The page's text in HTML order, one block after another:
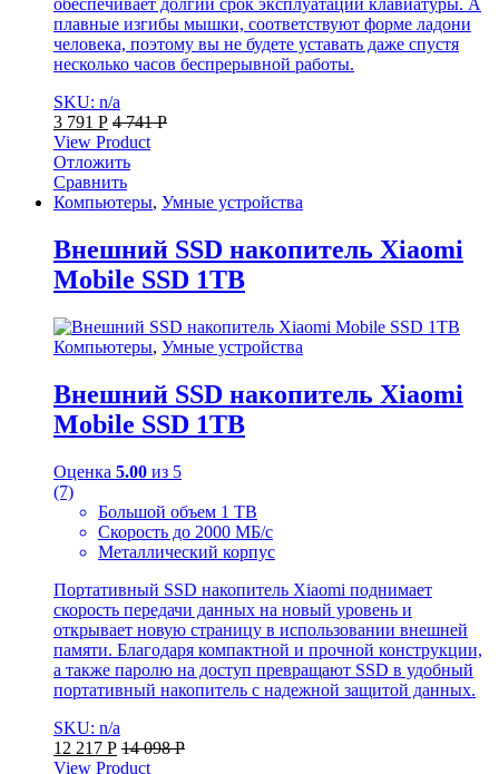
плавные изгибы мышки, соответствуют форме ладони
человека, поэтому вы не будете уставать даже спустя
несколько часов беспрерывной работы.
SKU: n/a
3 791 Р 4 741Р
View Product
Отложить
Сравнить
Компьютеры, Умные устройства
Внешний SSD накопитель Xiaomi
Mobile SSD 1TB
Компьютеры, Умные устройства
Внешний SSD накопитель Xiaomi
Mobile SSD 1TB
Оценка 5.00 из 5
(7)
Большой объем 1 TB
Скорость до 2000 МБ/с
Металлический корпус
Портативный SSD накопитель Xiaomi поднимает
скорость передачи данных на новый уровень и
открывает новую страницу в использовании внешней
памяти. Благодаря компактной и прочной конструкции,
а также паролю на доступ превращают SSD в удобный
портативный накопитель с надежной защитой данных.
SKU: n/a
12 217 Р 14 098Р
View Product